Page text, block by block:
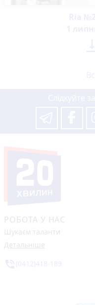
РОБОТА У НАС
Шукаєм таланти
Детальніше